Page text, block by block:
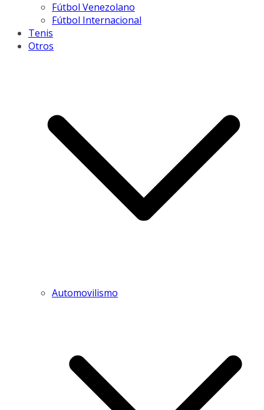
Fútbol Venezolano
Fútbol Internacional
Tenis
Otros
Automovilismo